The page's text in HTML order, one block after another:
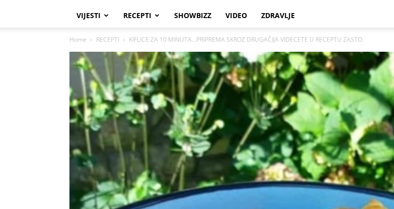
VIJESTI RECEPTI SHOWBIZZ VIDEO ZDRAVLJE
Home RECEPTI KIFLICE ZA 10 MINUTA…PRIPREMA SKROZ DRUGAČIJA VIDECETE U RECEPTU ZASTO.